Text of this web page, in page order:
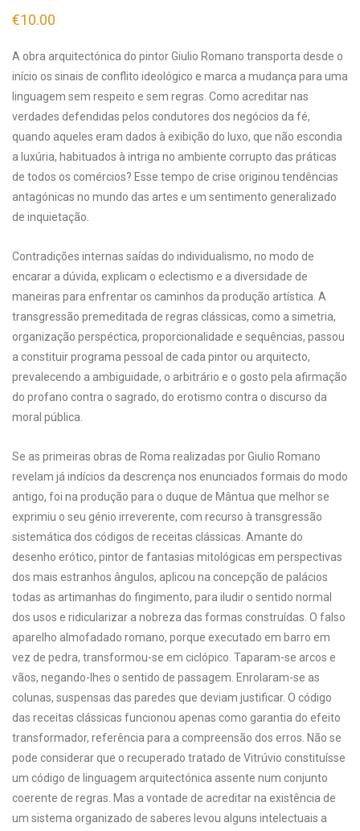
€10.00
A obra arquitectónica do pintor Giulio Romano transporta desde o
início os sinais de conflito ideológico e marca a mudança para uma
linguagem sem respeito e sem regras. Como acreditar nas
verdades defendidas pelos condutores dos negócios da fé,
quando aqueles eram dados à exibição do luxo, que não escondia
a luxúria, habituados à intriga no ambiente corrupto das práticas
de todos os comércios? Esse tempo de crise originou tendências
antagónicas no mundo das artes e um sentimento generalizado
de inquietação.
Contradições internas saídas do individualismo, no modo de
encarar a dúvida, explicam o eclectismo e a diversidade de
maneiras para enfrentar os caminhos da produção artística. A
transgressão premeditada de regras clássicas, como a simetria,
organização perspéctica, proporcionalidade e sequências, passou
a constituir programa pessoal de cada pintor ou arquitecto,
prevalecendo a ambiguidade, o arbitrário e o gosto pela afirmação
do profano contra o sagrado, do erotismo contra o discurso da
moral pública.
Se as primeiras obras de Roma realizadas por Giulio Romano
revelam já indícios da descrença nos enunciados formais do modo
antigo, foi na produção para o duque de Mântua que melhor se
exprimiu o seu génio irreverente, com recurso à transgressão
sistemática dos códigos de receitas clássicas. Amante do
desenho erótico, pintor de fantasias mitológicas em perspectivas
dos mais estranhos ângulos, aplicou na concepção de palácios
todas as artimanhas do fingimento, para iludir o sentido normal
dos usos e ridicularizar a nobreza das formas construídas. O falso
aparelho almofadado romano, porque executado em barro em
vez de pedra, transformou-se em ciclópico. Taparam-se arcos e
vãos, negando-lhes o sentido de passagem. Enrolaram-se as
colunas, suspensas das paredes que deviam justificar. O código
das receitas clássicas funcionou apenas como garantia do efeito
transformador, referência para a compreensão dos erros. Não se
pode considerar que o recuperado tratado de Vitrúvio constituísse
um código de linguagem arquitectónica assente num conjunto
coerente de regras. Mas a vontade de acreditar na existência de
um sistema organizado de saberes levou alguns intelectuais a